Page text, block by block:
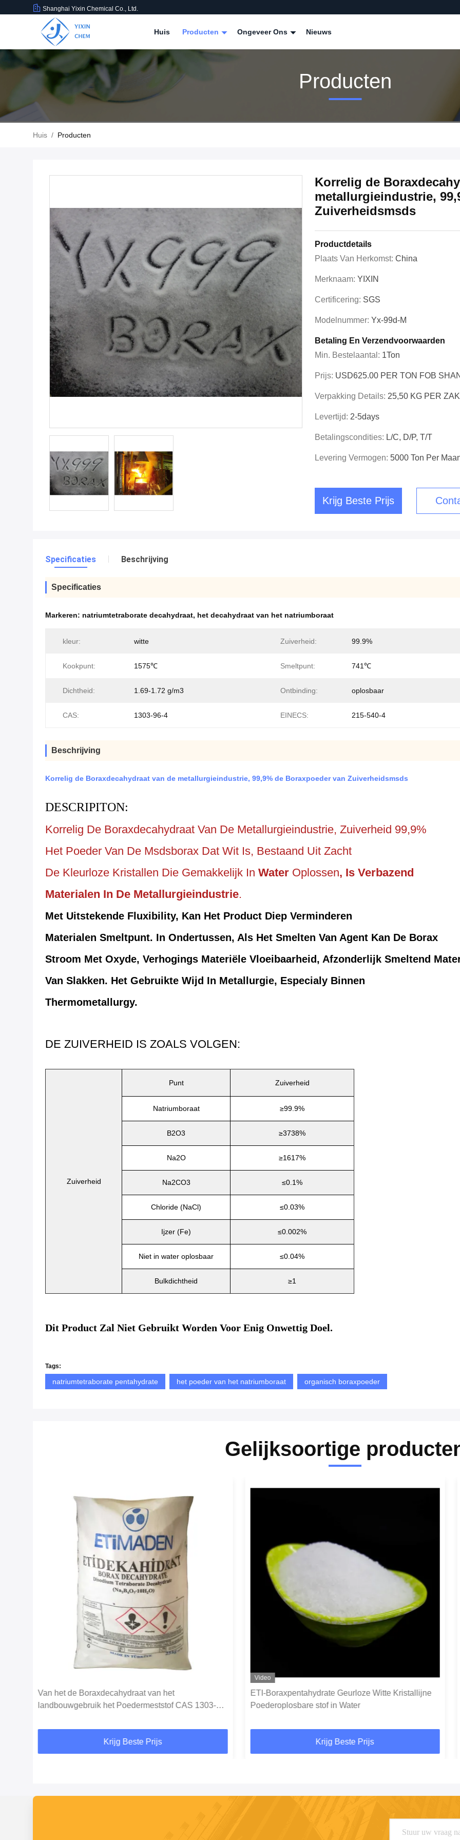
Shanghai Yixin Chemical Co., Ltd.
Huis Producten Ongeveer Ons Nieuws
Producten
Huis / Producten
Korrelig de
metallurgieindustrie,
Zuiverheidsmsds
Productdetails
Plaats Van Herkomst: China
Merknaam: YIXIN
Certificering: SGS
Modelnummer: Yx-99d-M
Betaling En Verzendvoorwaarden
Min. Bestelaantal: 1Ton
Prijs: USD625.00 PER TON FOB
Verpakking Details: 25,50 KG PER
Levertijd: 2-5days
Betalingscondities: L/C, D/P, T/T
Levering Vermogen: 5000 Ton Per
Krijg Beste Prijs
Specificaties Beschrijving
Specificaties
Markeren: natriumtetraborate decahydraat, het decahydraat van het natriumboraat
kleur: witte Zuiverheid: 99.9%
Kookpunt: 1575℃ Smeltpunt: 741℃
Dichtheid: 1.69-1.72 g/m3 Ontbinding: oplosbaar
CAS: 1303-96-4 EINECS: 215-540-4
Beschrijving
Korrelig de Boraxdecahydraat van de metallurgieindustrie, 99,9% de Boraxpoeder van Zuiverheidsmsds
DESCRIPITON:
Korrelig De Boraxdecahydraat Van De Metallurgieindustrie, Zuiverheid 99,9%
Het Poeder Van De Msdsborax Dat Wit Is, Bestaand Uit Zacht
De Kleurloze Kristallen Die Gemakkelijk In Water Oplossen, Is Verbazend
Materialen In De Metallurgieindustrie.
Met Uitstekende Fluxibility, Kan Het Product Diep Verminderen
Materialen Smeltpunt. In Ondertussen, Als Het Smelten Van Agent Kan De Borax
Stroom Met Oxyde, Verhogings Materiële Vloeibaarheid, Afzonderlijk Smeltend
Van Slakken. Het Gebruikte Wijd In Metallurgie, Especialy Binnen
Thermometallurgy.
DE ZUIVERHEID IS ZOALS VOLGEN:
Zuiverheid
Punt Zuiverheid
Natriumboraat ≥99.9%
B2O3 ≥3738%
Na2O ≥1617%
Na2CO3 ≤0.1%
Chloride (NaCl) ≤0.03%
Ijzer (Fe) ≤0.002%
Niet in water oplosbaar ≤0.04%
Bulkdichtheid ≥1
Dit Product Zal Niet Gebruikt Worden Voor Enig Onwettig Doel.
Tags:
natriumtetraborate pentahydrate het poeder van het natriumboraat organisch boraxpoeder
Gelijksoortige
Van het de Boraxdecahydraat van het
landbouwgebruik het Poedermeststof CAS 1303-
Krijg Beste Prijs
Video
ETI-Boraxpentahydrate Geurloze Witte Kristallijne
Poederoplosbare stof in Water
Krijg Beste Prijs